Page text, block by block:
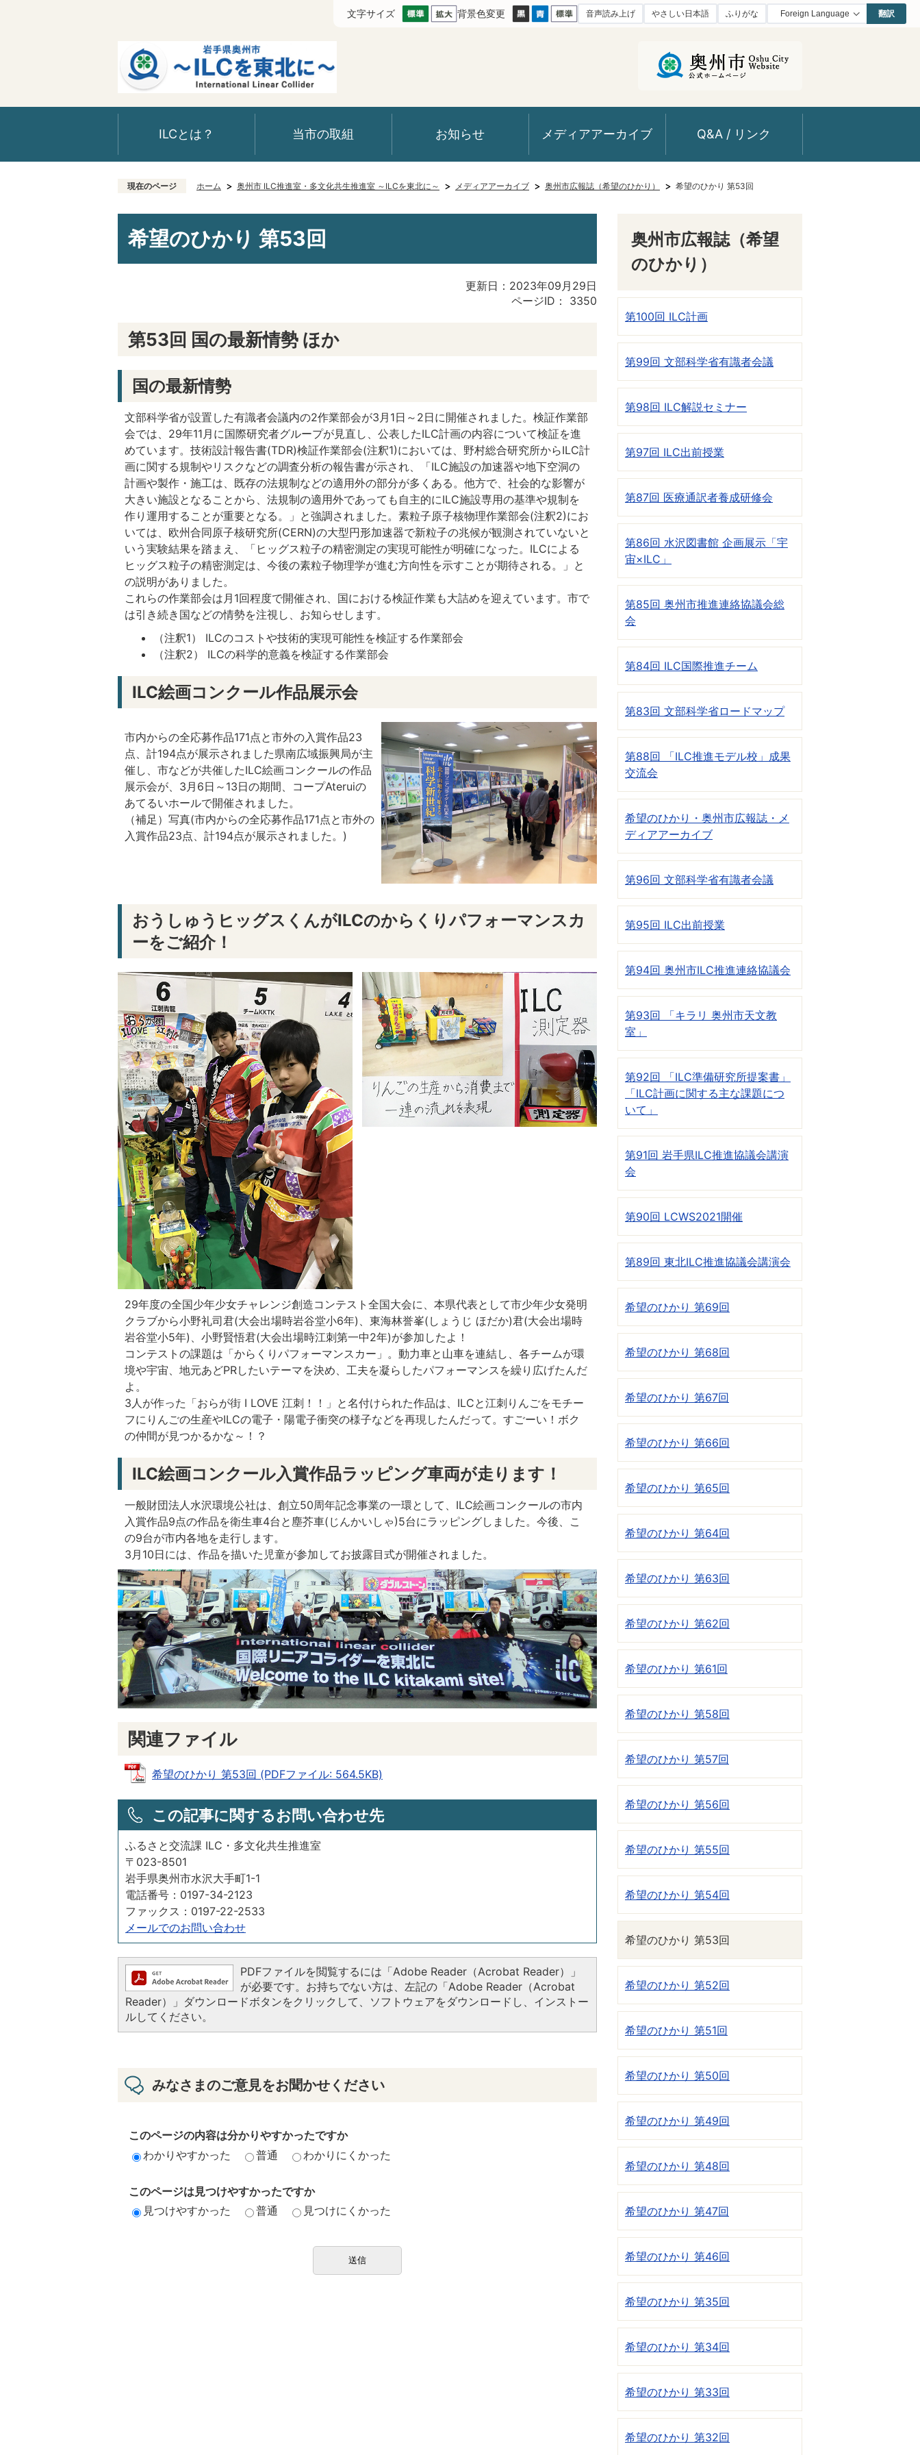
文字サイズ 背景色変更 音声読み上げ やさしい日本語 ふりがな 翻訳
ILCとは？ 当市の取組 お知らせ メディアアーカイブ Q&A / リンク
現在のページ ホーム 奥州市 ILC推進室・多文化共生推進室 ～ILCを東北に～ メディアアーカイブ 奥州市広報誌（希望のひかり） 希望のひかり 第53回
希望のひかり 第53回
更新日：2023年09月29日
ページID：
3350
第53回 国の最新情勢 ほか
国の最新情勢
文部科学省が設置した有識者会議内の2作業部会が3月1日～2日に開催されました。検証作業部
会では、29年11月に国際研究者グループが見直し、公表したILC計画の内容について検証を進
めています。技術設計報告書(TDR)検証作業部会(注釈1)においては、野村総合研究所からILC計
画に関する規制やリスクなどの調査分析の報告書が示され、「ILC施設の加速器や地下空洞の
計画や製作・施工は、既存の法規制などの適用外の部分が多くある。他方で、社会的な影響が
大きい施設となることから、法規制の適用外であっても自主的にILC施設専用の基準や規制を
作り運用することが重要となる。」と強調されました。素粒子原子核物理作業部会(注釈2)にお
いては、欧州合同原子核研究所(CERN)の大型円形加速器で新粒子の兆候が観測されていないと
いう実験結果を踏まえ、「ヒッグス粒子の精密測定の実現可能性が明確になった。ILCによる
ヒッグス粒子の精密測定は、今後の素粒子物理学が進む方向性を示すことが期待される。」と
の説明がありました。
これらの作業部会は月1回程度で開催され、国における検証作業も大詰めを迎えています。市で
は引き続き国などの情勢を注視し、お知らせします。
（注釈1） ILCのコストや技術的実現可能性を検証する作業部会
（注釈2） ILCの科学的意義を検証する作業部会
ILC絵画コンクール作品展示会
市内からの全応募作品171点と市外の入賞作品23
点、計194点が展示されました県南広域振興局が主
催し、市などが共催したILC絵画コンクールの作品
展示会が、3月6日～13日の期間、コープAteruiの
あてるいホールで開催されました。
（補足）写真(市内からの全応募作品171点と市外の
入賞作品23点、計194点が展示されました。)
おうしゅうヒッグスくんがILCのからくりパフォーマンスカ
ーをご紹介！
29年度の全国少年少女チャレンジ創造コンテスト全国大会に、本県代表として市少年少女発明
クラブから小野礼司君(大会出場時岩谷堂小6年)、東海林誉峯(しょうじ ほだか)君(大会出場時
岩谷堂小5年)、小野賢悟君(大会出場時江刺第一中2年)が参加したよ！
コンテストの課題は「からくりパフォーマンスカー」。動力車と山車を連結し、各チームが環
境や宇宙、地元あどPRしたいテーマを決め、工夫を凝らしたパフォーマンスを繰り広げたんだ
よ。
3人が作った「おらが街 I LOVE 江刺！！」と名付けられた作品は、ILCと江刺りんごをモチー
フにりんごの生産やILCの電子・陽電子衝突の様子などを再現したんだって。すごーい！ボク
の仲間が見つかるかな～！？
ILC絵画コンクール入賞作品ラッピング車両が走ります！
一般財団法人水沢環境公社は、創立50周年記念事業の一環として、ILC絵画コンクールの市内
入賞作品9点の作品を衛生車4台と塵芥車(じんかいしゃ)5台にラッピングしました。今後、こ
の9台が市内各地を走行します。
3月10日には、作品を描いた児童が参加してお披露目式が開催されました。
関連ファイル
希望のひかり 第53回 (PDFファイル: 564.5KB)
この記事に関するお問い合わせ先
ふるさと交流課 ILC・多文化共生推進室
〒023-8501
岩手県奥州市水沢大手町1-1
電話番号：0197-34-2123
ファックス：0197-22-2533
メールでのお問い合わせ
PDFファイルを閲覧するには「Adobe Reader（Acrobat Reader）」
が必要です。お持ちでない方は、左記の「Adobe Reader（Acrobat
Reader）」ダウンロードボタンをクリックして、ソフトウェアをダウンロードし、インストー
ルしてください。
みなさまのご意見をお聞かせください
このページの内容は分かりやすかったですか
わかりやすかった
普通 わかりにくかった
このページは見つけやすかったですか
見つけやすかった
普通 見つけにくかった
奥州市広報誌（希望
のひかり）
第100回 ILC計画
第99回 文部科学省有識者会議
第98回 ILC解説セミナー
第97回 ILC出前授業
第87回 医療通訳者養成研修会
第86回 水沢図書館 企画展示「宇
宙×ILC」
第85回 奥州市推進連絡協議会総
会
第84回 ILC国際推進チーム
第83回 文部科学省ロードマップ
第88回 「ILC推進モデル校」成果
交流会
希望のひかり・奥州市広報誌・メ
ディアアーカイブ
第96回 文部科学省有識者会議
第95回 ILC出前授業
第94回 奥州市ILC推進連絡協議会
第93回 「キラリ 奥州市天文教
室」
第92回 「ILC準備研究所提案書」
「ILC計画に関する主な課題につ
いて」
第91回 岩手県ILC推進協議会講演
会
第90回 LCWS2021開催
第89回 東北ILC推進協議会講演会
希望のひかり 第69回
希望のひかり 第68回
希望のひかり 第67回
希望のひかり 第66回
希望のひかり 第65回
希望のひかり 第64回
希望のひかり 第63回
希望のひかり 第62回
希望のひかり 第61回
希望のひかり 第58回
希望のひかり 第57回
希望のひかり 第56回
希望のひかり 第55回
希望のひかり 第54回
希望のひかり 第53回
希望のひかり 第52回
希望のひかり 第51回
希望のひかり 第50回
希望のひかり 第49回
希望のひかり 第48回
希望のひかり 第47回
希望のひかり 第46回
希望のひかり 第35回
希望のひかり 第34回
希望のひかり 第33回
希望のひかり 第32回